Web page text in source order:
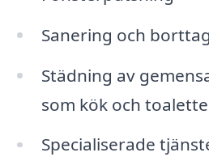
Sanering och
Städning av
som kök och
Specialiserade